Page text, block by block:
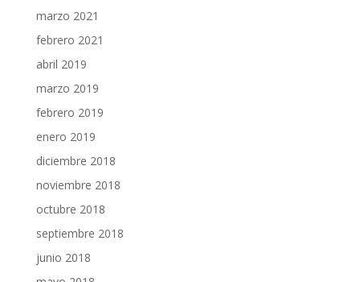
marzo 2021
febrero 2021
abril 2019
marzo 2019
febrero 2019
enero 2019
diciembre 2018
noviembre 2018
octubre 2018
septiembre 2018
junio 2018